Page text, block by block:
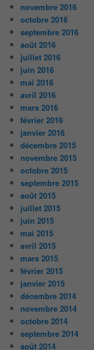
novembre 2016
octobre 2016
septembre 2016
août 2016
juillet 2016
juin 2016
mai 2016
avril 2016
mars 2016
février 2016
janvier 2016
décembre 2015
novembre 2015
octobre 2015
septembre 2015
août 2015
juillet 2015
juin 2015
mai 2015
avril 2015
mars 2015
février 2015
janvier 2015
décembre 2014
novembre 2014
octobre 2014
septembre 2014
août 2014